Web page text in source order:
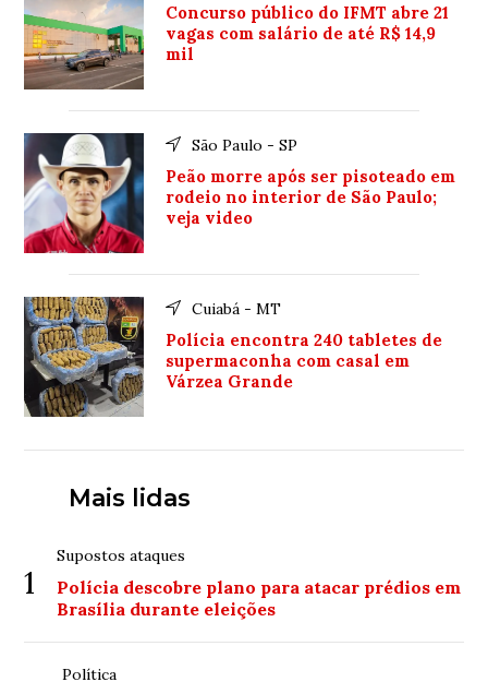
Concurso público do IFMT abre 21
vagas com salário de até R$ 14,9
mil
São Paulo - SP
Peão morre após ser pisoteado em
rodeio no interior de São Paulo;
veja video
Cuiabá - MT
Polícia encontra 240 tabletes de
supermaconha com casal em
Várzea Grande
Mais lidas
1
Supostos ataques
Polícia descobre plano para atacar prédios em
Brasília durante eleições
Política